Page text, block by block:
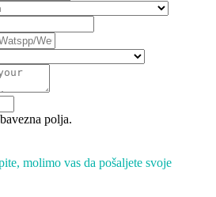
polja.
molimo vas da pošaljete svoje